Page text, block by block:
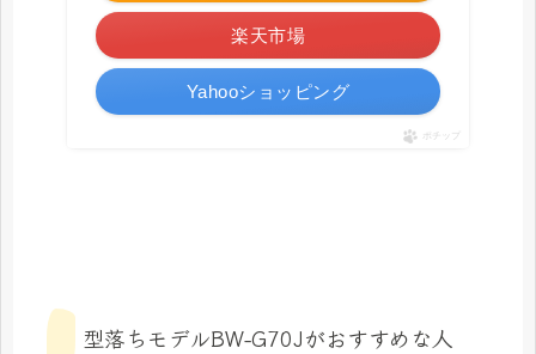
楽天市場
Yahooショッピング
ポチップ
型落ちモデルBW-G70Jがおすすめな人